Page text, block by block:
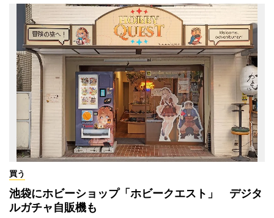
買う
池袋にホビーショップ「ホビークエスト」 デジタ
ルガチャ自販機も